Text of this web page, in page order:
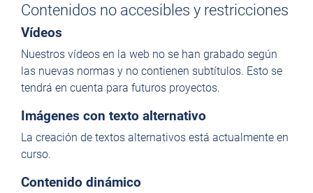
Contenidos no accesibles y restricciones
Vídeos
Nuestros vídeos en la web no se han grabado según
las nuevas normas y no contienen subtítulos. Esto se
tendrá en cuenta para futuros proyectos.
Imágenes con texto alternativo
La creación de textos alternativos está actualmente en
curso.
Contenido dinámico